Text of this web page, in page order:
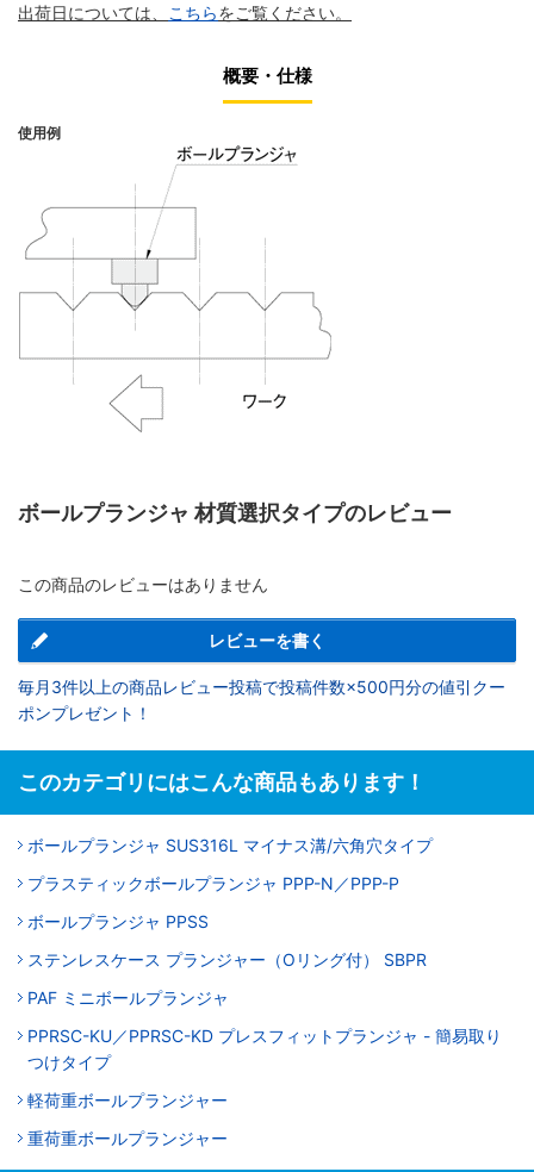
出荷日については、 こちらをご覧ください。
概要・仕様
使用例
ボールプランジャ 材質選択タイプのレビュー
この商品のレビューはありません
レビューを書く
毎月3件以上の商品レビュー投稿で投稿件数×500円分の値引クー
ポンプレゼント！
このカテゴリにはこんな商品もあります！
ボールプランジャ SUS316L マイナス溝/六角穴タイプ
プラスティックボールプランジャ PPP-N／PPP-P
ボールプランジャ PPSS
ステンレスケース プランジャー（Oリング付） SBPR
PAF ミニボールプランジャ
PPRSC-KU／PPRSC-KD プレスフィットプランジャ - 簡易取り
つけタイプ
軽荷重ボールプランジャー
重荷重ボールプランジャー